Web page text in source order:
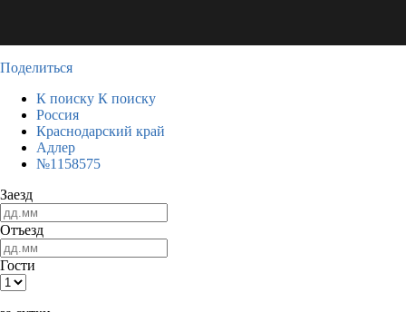
Поделиться
К поиску К поиску
Россия
Краснодарский край
Адлер
№1158575
Заезд
Отъезд
Гости